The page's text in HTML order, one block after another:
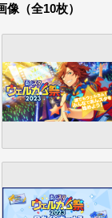
（全10枚）